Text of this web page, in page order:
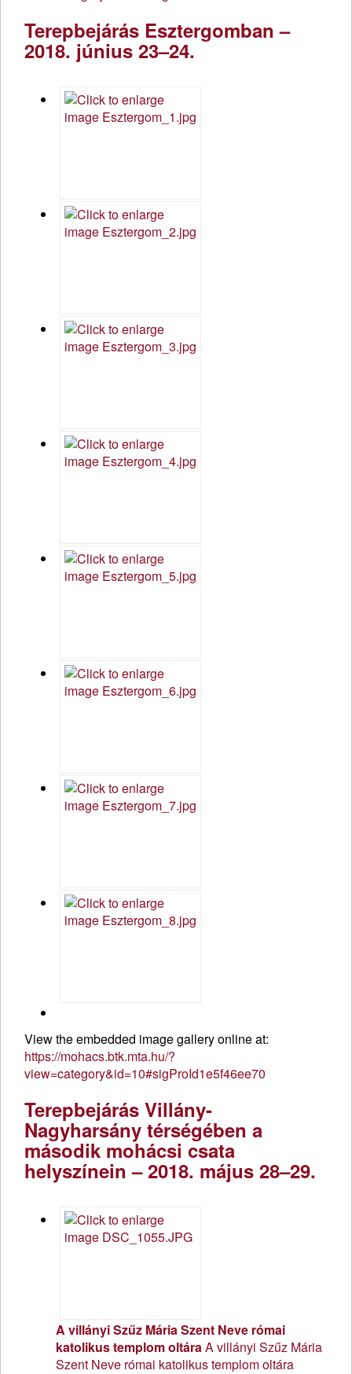
Terepbejárás Esztergomban –
2018. június 23–24.
View the embedded image gallery online at:
https://mohacs.btk.mta.hu/?
view=category&id=10#sigProId1e5f46ee70
Terepbejárás Villány-
Nagyharsány térségében a
második mohácsi csata
helyszínein – 2018. május 28–29.
A villányi Szűz Mária Szent Neve római
katolikus templom oltáraA villányi Szűz Mária
Szent Neve római katolikus templom oltára